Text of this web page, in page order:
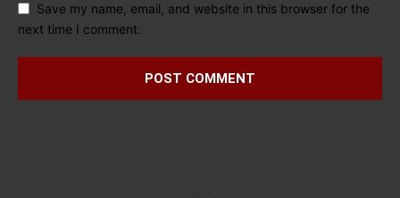
Save my name, email, and website in this browser for the
next time I comment.